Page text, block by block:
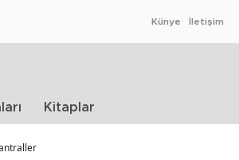
Künye İletişim
Kitaplar